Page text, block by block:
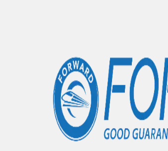
Accueil
Articles Xiaomi 12X- 0 éléments